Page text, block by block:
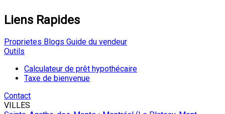
Liens Rapides
Proprietes Blogs Guide du vendeur
Outils
Calculateur de prêt hypothécaire
Taxe de bienvenue
Contact
VILLES